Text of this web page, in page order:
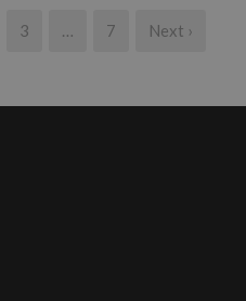
3 … 7 Next ›